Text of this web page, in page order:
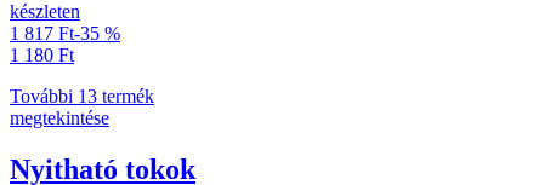
készleten
1 817 Ft-35 %
1 180 Ft
További 13 termék
megtekintése
Nyitható tokok